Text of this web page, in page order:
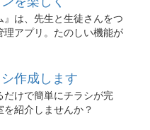
』は、先生と生徒さんをつ
理アプリ。たのしい機能が
作成します
だけで簡単にチラシが完
紹介しませんか？